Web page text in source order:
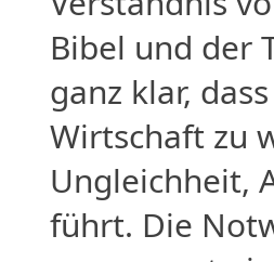
Bibel und der
ganz klar,
Wirtschaft zu
Ungleichheit,
führt. Die